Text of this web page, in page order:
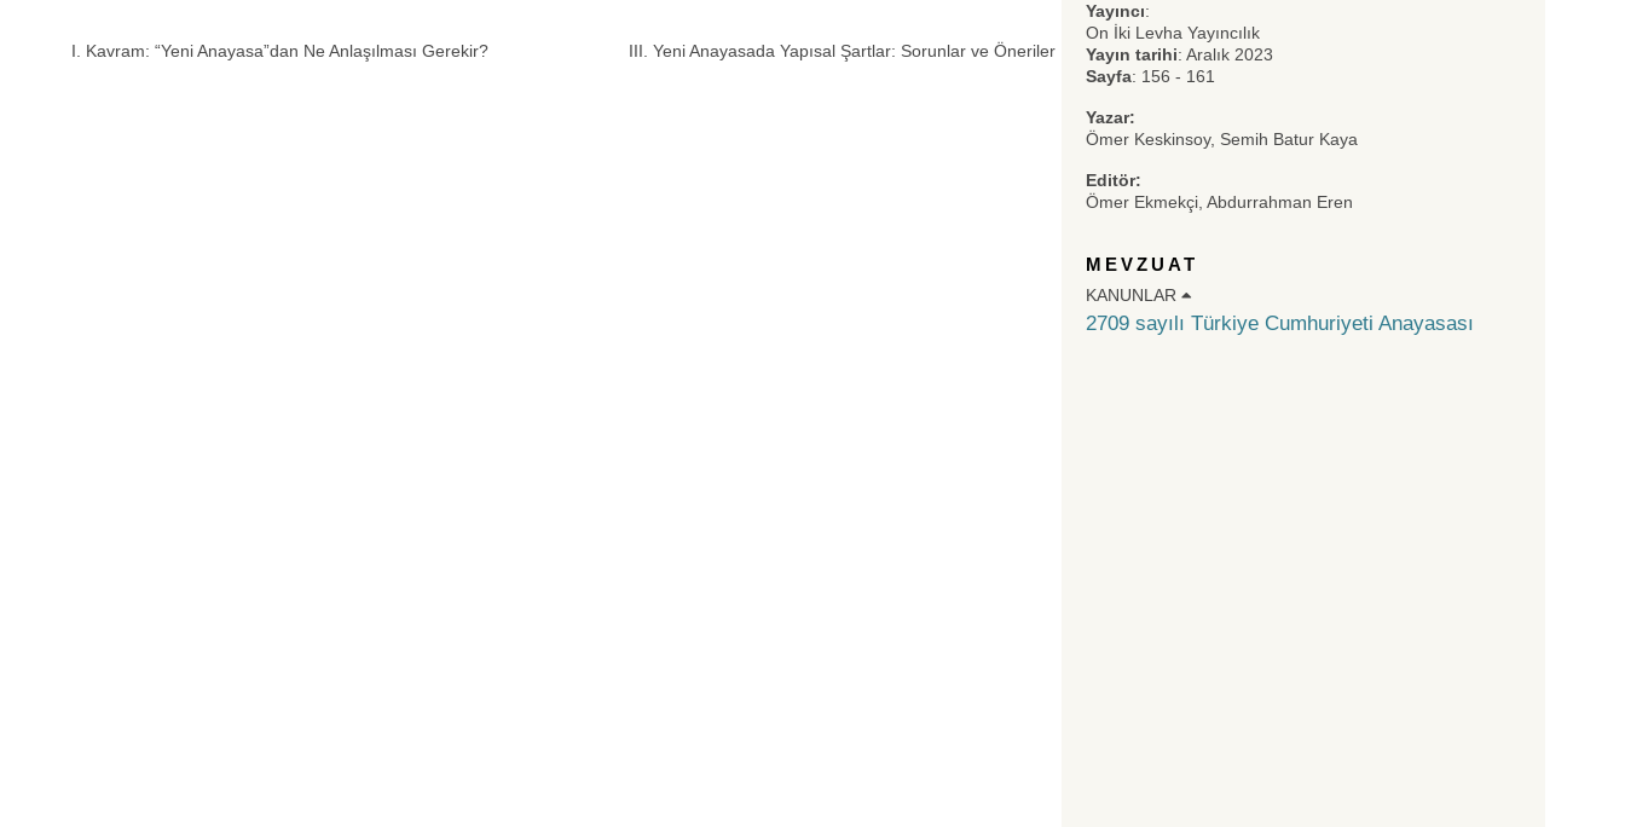
I. Kavram: “Yeni Anayasa”dan Ne Anlaşılması Gerekir? III. Yeni Anayasada Yapısal Şartlar: Sorunlar ve Öneriler
Yayıncı:
On İki Levha Yayıncılık
Yayın tarihi: Aralık 2023
Sayfa: 156 - 161
Yazar:
Ömer Keskinsoy, Semih Batur Kaya
Editör:
Ömer Ekmekçi, Abdurrahman Eren
MEVZUAT
KANUNLAR
2709 sayılı Türkiye Cumhuriyeti Anayasası